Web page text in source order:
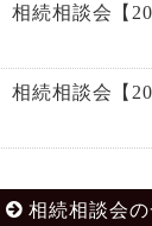
続相談会【
続相談会【
相続相談会の